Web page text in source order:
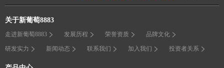
关于新葡萄8883
走进新葡萄8883 发展历程 荣誉资质 品牌文化
研发实力 新闻动态 联系我们 加入我们 投资者关系